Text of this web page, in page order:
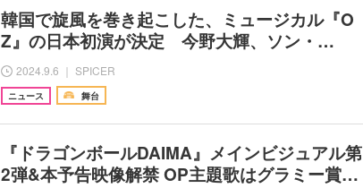
韓国で旋風を巻き起こした、ミュージカル『O
Z』の日本初演が決定 今野大輝、ソン・…
2024.9.6 ｜ SPICER
ニュース 舞台
『ドラゴンボールDAIMA』メインビジュアル第
2弾&本予告映像解禁 OP主題歌はグラミー賞…